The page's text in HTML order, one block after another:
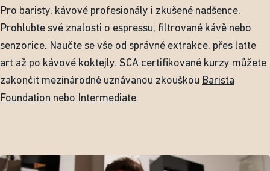
Pro baristy, kávové profesionály i zkušené nadšence.
Prohlubte své znalosti o espressu, filtrované kávě nebo
senzorice. Naučte se vše od správné extrakce, přes latte
art až po kávové koktejly. SCA certifikované kurzy můžete
zakončit mezinárodně uznávanou zkouškou Barista
Foundation nebo Intermediate.